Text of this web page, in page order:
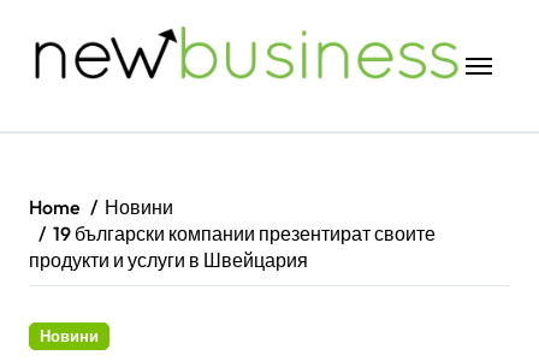
Home
Новини
19 български компании презентират своите
продукти и услуги в Швейцария
Новини